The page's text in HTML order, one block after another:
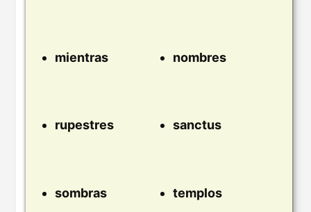
mientras nombres
rupestres sanctus
sombras templos